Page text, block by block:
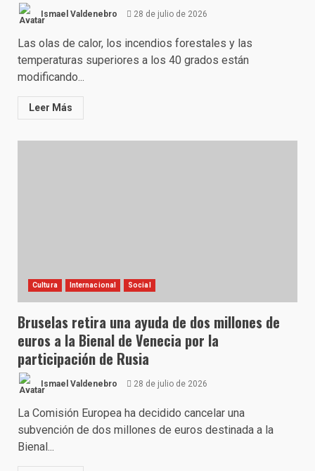
Ismael Valdenebro 28 de julio de 2026
Las olas de calor, los incendios forestales y las
temperaturas superiores a los 40 grados están
modificando...
Leer Más
Cultura Internacional Social
Bruselas retira una ayuda de dos millones de
euros a la Bienal de Venecia por la
participación de Rusia
Ismael Valdenebro 28 de julio de 2026
La Comisión Europea ha decidido cancelar una
subvención de dos millones de euros destinada a la
Bienal...